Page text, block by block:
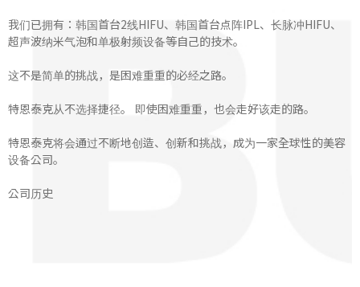
我们已拥有：韩国首台2线HIFU、韩国首台点阵IPL、长脉冲HIFU、
超声波纳米气泡和单极射频设备等自己的技术。
这不是简单的挑战，是困难重重的必经之路。
特恩泰克从不选择捷径。 即使困难重重，也会走好该走的路。
特恩泰克将会通过不断地创造、创新和挑战，成为一家全球性的美容
设备公司。
公司历史